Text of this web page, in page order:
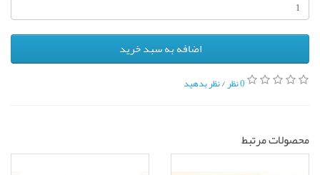
اضافه به سبد خرید
0 نظر /نظر بدهید
محصولات مرتبط